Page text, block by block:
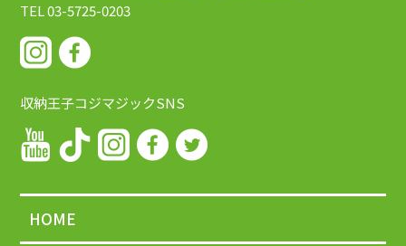
TEL 03-5725-0203
収納王子コジマジックSNS
HOME